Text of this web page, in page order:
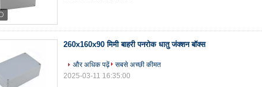
260x160x90 मिमी बाहरी पनरोक धातु जंक्शन बॉक्स
और अधिक पढ़ें
सबसे अच्छी कीमत
2025-03-11 16:35:00